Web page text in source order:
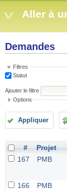
Aller à
Demandes
Filtres
Statut
Ajouter le filtre
Options
Appliquer
# Projet
167
PMB
166 PMB